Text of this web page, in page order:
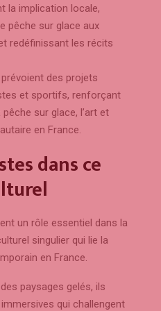
la implication locale,
pêche sur glace aux
redéfinissant les récits
des projets
et sportifs, renforçant
sur glace, l’art et
en France.
dans ce
un rôle essentiel dans la
singulier qui lie la
en France.
paysages gelés, ils
qui challengent